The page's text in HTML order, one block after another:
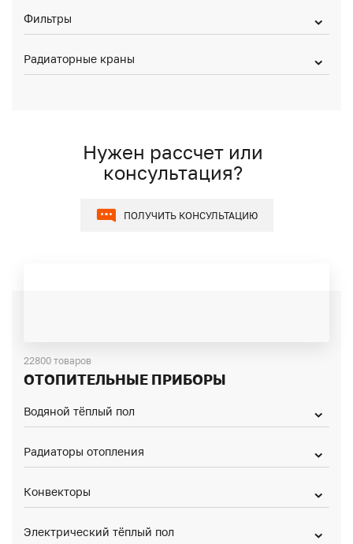
Фильтры
Радиаторные краны
Нужен рассчет или
консультация?
ПОЛУЧИТЬ КОНСУЛЬТАЦИЮ
22800 товаров
ОТОПИТЕЛЬНЫЕ ПРИБОРЫ
Водяной тёплый пол
Радиаторы отопления
Конвекторы
Электрический тёплый пол